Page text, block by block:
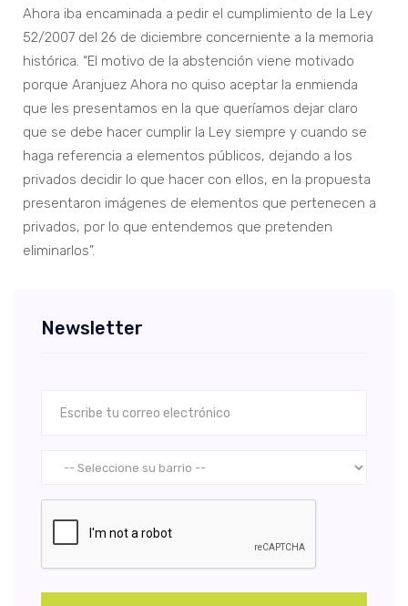
Ahora iba encaminada a pedir el cumplimiento de la Ley
52/2007 del 26 de diciembre concerniente a la memoria
histórica. “El motivo de la abstención viene motivado
porque Aranjuez Ahora no quiso aceptar la enmienda
que les presentamos en la que queríamos dejar claro
que se debe hacer cumplir la Ley siempre y cuando se
haga referencia a elementos públicos, dejando a los
privados decidir lo que hacer con ellos, en la propuesta
presentaron imágenes de elementos que pertenecen a
privados, por lo que entendemos que pretenden
eliminarlos”.
Newsletter